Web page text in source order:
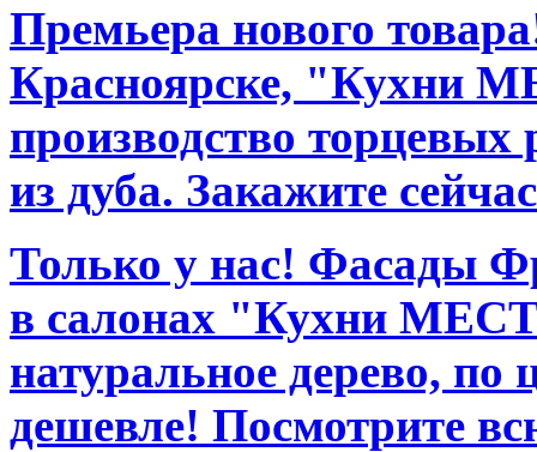
Премьера нового
Красноярске, "Кухни
производство торцевых
из дуба. Закажите
Только у нас! Фасады
в салонах "Кухни
натуральное дерево, по
дешевле! Посмотрите